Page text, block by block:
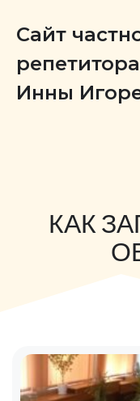
Сайт
Инны
КАК